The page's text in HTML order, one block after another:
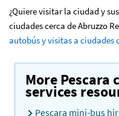
¿Quiere visitar la ciudad y
ciudades cerca de Abruzzo
autobús y visitas a ciudades
More Pescara
services
Pescara mini-bus